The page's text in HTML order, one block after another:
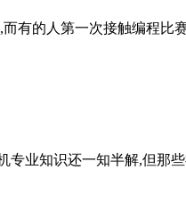
有的人第一次接触编程比
业知识还一知半解,但那